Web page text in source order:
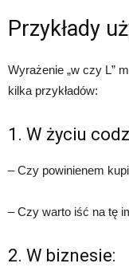
Przykłady
Wyrażenie „w czy L”
kilka przykładów:
1. W życiu
– Czy powinienem
– Czy warto iść na tę
2. W biznesie: